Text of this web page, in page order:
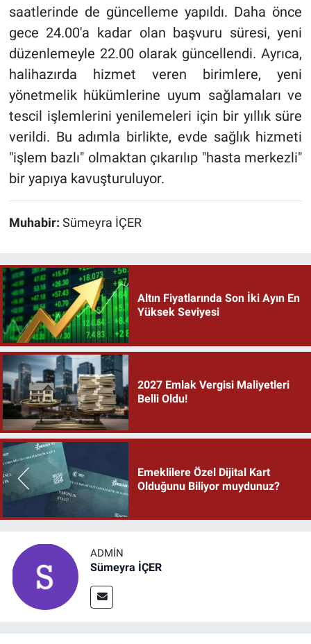
saatlerinde de güncelleme yapıldı. Daha önce
gece 24.00'a kadar olan başvuru süresi, yeni
düzenlemeyle 22.00 olarak güncellendi. Ayrıca,
halihazırda hizmet veren birimlere, yeni
yönetmelik hükümlerine uyum sağlamaları ve
tescil işlemlerini yenilemeleri için bir yıllık süre
verildi. Bu adımla birlikte, evde sağlık hizmeti
"işlem bazlı" olmaktan çıkarılıp "hasta merkezli"
bir yapıya kavuşturuluyor.
Muhabir: Sümeyra İÇER
Altın Fiyatlarında Son İki Ayın En
Yüksek Seviyesi
2027 Emlak Vergisi Maliyetleri
Belli Oldu!
Emeklilere Özel Dijital Kart
Olduğunu Biliyor muydunuz?
ADMIN
Sümeyra İÇER